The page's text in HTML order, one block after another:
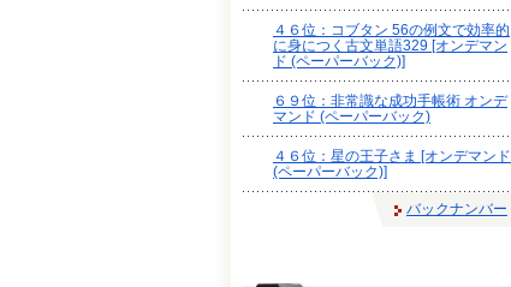
４６位：コブタン 56の例文で効率的
に身につく古文単語329 [オンデマン
ド (ペーパーバック)]
６９位：非常識な成功手帳術 オンデ
マンド (ペーパーバック)
４６位：星の王子さま [オンデマンド
(ペーパーバック)]
バックナンバー